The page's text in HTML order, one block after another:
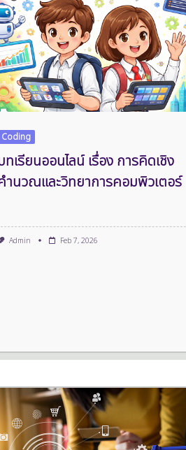
Coding
ทเรียนออนไลน์ เรื่อง การคิดเชิง
ำนวณและวิทยาการคอมพิวเตอร์
Admin Feb 7, 2026